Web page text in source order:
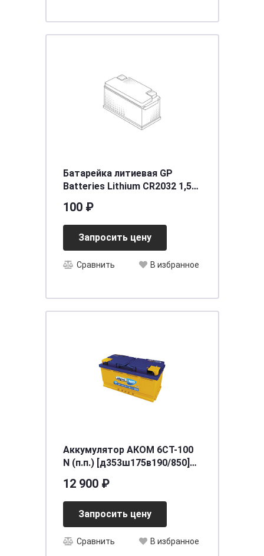
Батарейка литиевая GP
Batteries Lithium CR2032 1,5V
2C5
100 ₽
Запросить цену
Сравнить В избранное
Аккумулятор АКОМ 6СТ-100
N (п.п.) [д353ш175в190/850]
12 900 ₽
Запросить цену
Сравнить В избранное